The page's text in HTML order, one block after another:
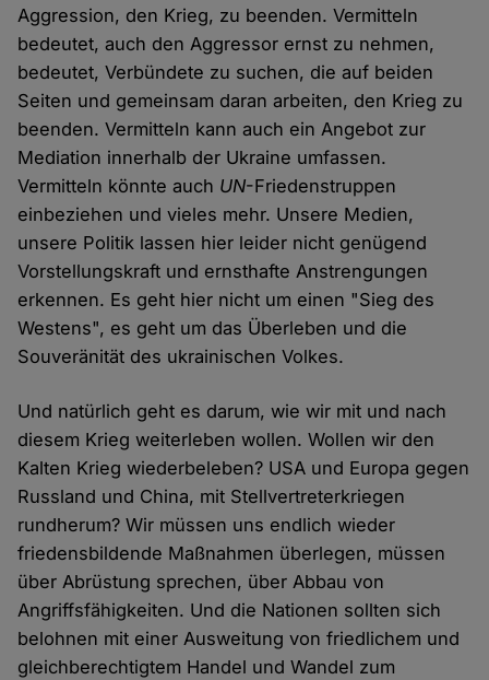
Aggression, den Krieg, zu beenden. Vermitteln
bedeutet, auch den Aggressor ernst zu nehmen,
bedeutet, Verbündete zu suchen, die auf beiden
Seiten und gemeinsam daran arbeiten, den Krieg zu
beenden. Vermitteln kann auch ein Angebot zur
Mediation innerhalb der Ukraine umfassen.
Vermitteln könnte auch UN-Friedenstruppen
einbeziehen und vieles mehr. Unsere Medien,
unsere Politik lassen hier leider nicht genügend
Vorstellungskraft und ernsthafte Anstrengungen
erkennen. Es geht hier nicht um einen "Sieg des
Westens", es geht um das Überleben und die
Souveränität des ukrainischen Volkes.
Und natürlich geht es darum, wie wir mit und nach
diesem Krieg weiterleben wollen. Wollen wir den
Kalten Krieg wiederbeleben? USA und Europa gegen
Russland und China, mit Stellvertreterkriegen
rundherum? Wir müssen uns endlich wieder
friedensbildende Maßnahmen überlegen, müssen
über Abrüstung sprechen, über Abbau von
Angriffsfähigkeiten. Und die Nationen sollten sich
belohnen mit einer Ausweitung von friedlichem und
gleichberechtigtem Handel und Wandel zum